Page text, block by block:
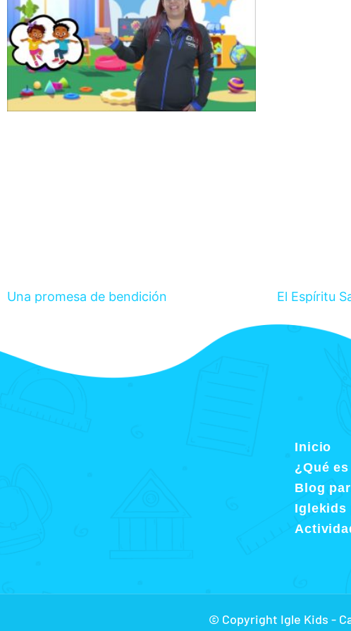
Una promesa de bendición El Espíritu
Inicio
¿Qué
Blog
Iglekids
© Copyright Igle Kids -